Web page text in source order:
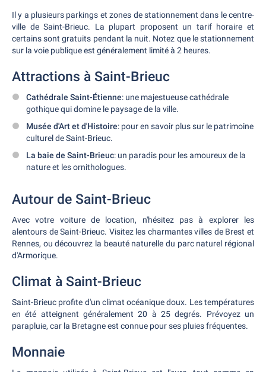
Il y a plusieurs parkings et zones de stationnement dans le centre-
ville de Saint-Brieuc. La plupart proposent un tarif horaire et
certains sont gratuits pendant la nuit. Notez que le stationnement
sur la voie publique est généralement limité à 2 heures.
Attractions à Saint-Brieuc
Cathédrale Saint-Étienne: une majestueuse cathédrale
gothique qui domine le paysage de la ville.
Musée d'Art et d'Histoire: pour en savoir plus sur le patrimoine
culturel de Saint-Brieuc.
La baie de Saint-Brieuc: un paradis pour les amoureux de la
nature et les ornithologues.
Autour de Saint-Brieuc
Avec votre voiture de location, n'hésitez pas à explorer les
alentours de Saint-Brieuc. Visitez les charmantes villes de Brest et
Rennes, ou découvrez la beauté naturelle du parc naturel régional
d'Armorique.
Climat à Saint-Brieuc
Saint-Brieuc profite d'un climat océanique doux. Les températures
en été atteignent généralement 20 à 25 degrés. Prévoyez un
parapluie, car la Bretagne est connue pour ses pluies fréquentes.
Monnaie